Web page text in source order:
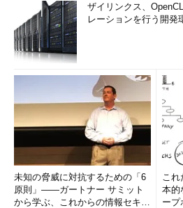
ザイリンクス、
レーションを行う開発
未知の脅威に対抗するための「6
原則」――ガートナー サミット
から学ぶ、これからの情報セキュ
これ
本的
ープ